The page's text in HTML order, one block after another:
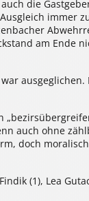
die
immer
am Ende
auch ohne
doch
(1), Lea